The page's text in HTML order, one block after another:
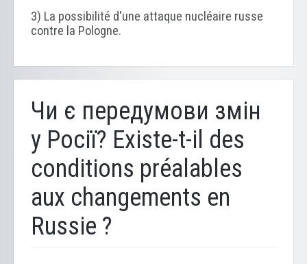
3) La possibilité d'une attaque nucléaire russe
contre la Pologne.
Чи є передумови змін
у Росії? Existe-t-il des
conditions préalables
aux changements en
Russie ?